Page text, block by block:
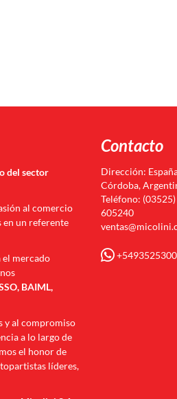
del sector
al comercio
en un referente
el mercado
BAIML,
y al compromiso
a lo largo de
el honor de
líderes,
Contacto
Dirección:
Córdoba,
Teléfono:
605240